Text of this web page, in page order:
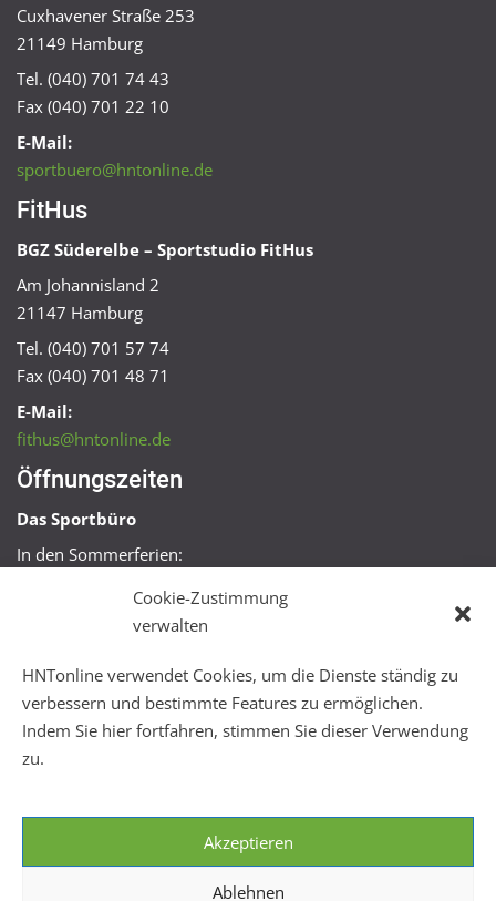
Cookie-Zustimmung
verwalten
HNTonline verwendet Cookies, um die Dienste ständig zu
verbessern und bestimmte Features zu ermöglichen.
Indem Sie hier fortfahren, stimmen Sie dieser Verwendung
zu.
Akzeptieren
Ablehnen
Cuxhavener Straße 253
21149 Hamburg
Tel. (040) 701 74 43
Fax (040) 701 22 10
E-Mail:
sportbuero@hntonline.de
FitHus
BGZ Süderelbe – Sportstudio FitHus
Am Johannisland 2
21147 Hamburg
Tel. (040) 701 57 74
Fax (040) 701 48 71
E-Mail:
fithus@hntonline.de
Öffnungszeiten
Das Sportbüro
In den Sommerferien:
Mo + Mi 16:00 – 18:00 Uhr
Mo – Fr 08:00 – 22:00 Uhr
Sa + So 10:00 – 18:00 Uhr